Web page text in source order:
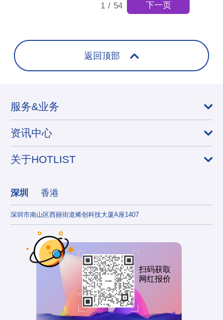
1 / 54 下一页
返回顶部
服务&业务
资讯中心
关于HOTLIST
深圳 香港
深圳市南山区西丽街道烯创科技大厦A座1407
扫码获取
网红报价